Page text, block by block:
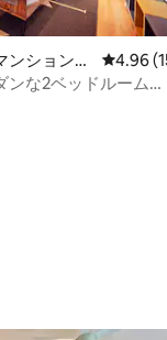
ンション・
レビュ
4.96
ンな2ベッドルーム